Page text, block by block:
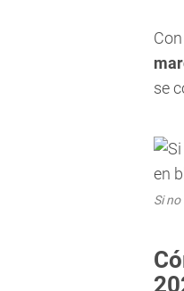
se
Si